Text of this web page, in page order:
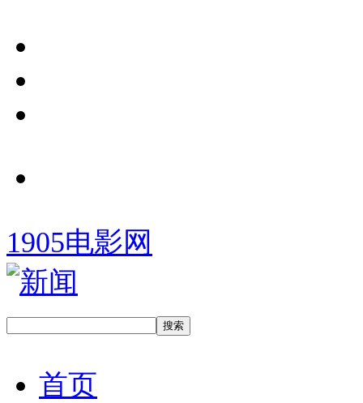
1905电影网
首页